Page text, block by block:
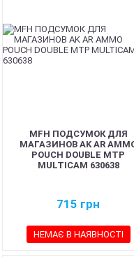
MFH ПОДСУМОК ДЛЯ
МАГАЗИНОВ AK AR
POUCH DOUBLE MTP
MULTICAM 630638
715 грн
НЕМАЄ В НАЯВНОСТІ